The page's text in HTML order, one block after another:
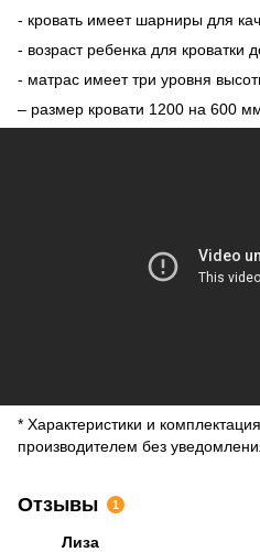
- кровать имеет шарниры для
- возраст ребенка для кроватки
- матрас имеет три уровня
– размер кровати 1200 на 600
* Характеристики и
производителем без
Отзывы 1
Лиза